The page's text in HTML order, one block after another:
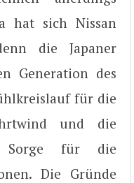
hat sich Nissan
die Japaner
Generation des
für die
und die
Sorge für die
Die Gründe